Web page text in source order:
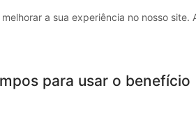
a sua experiência no nosso
para usar o benefício